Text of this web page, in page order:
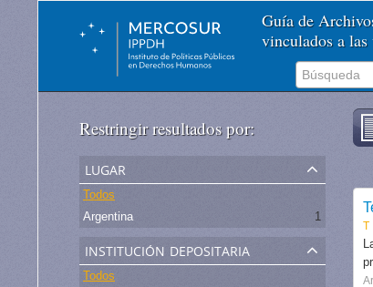
Guía de
vinculados a
Restringir resultados por:
lugar
Todos
Argentina
1
institución depositaria
Todos
T